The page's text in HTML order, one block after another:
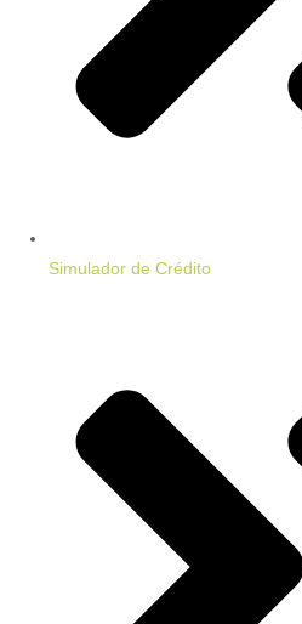
Simulador de Crédito